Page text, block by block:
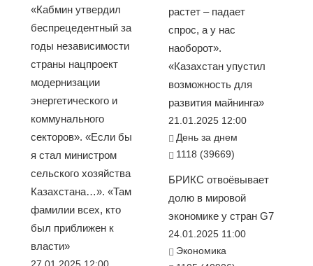
«Кабмин утвердил
беспрецедентный за
годы независимости
страны нацпроект
модернизации
энергетического и
коммунального
секторов». «Если бы
я стал министром
сельского хозяйства
Казахстана…». «Там
фамилии всех, кто
был приближен к
власти»
растет – падает
спрос, а у нас
наоборот».
«Казахстан упустил
возможность для
развития майнинга»
21.01.2025 12:00
День за днем
1118 (39669)
БРИКС отвоёвывает
долю в мировой
экономике у стран G7
24.01.2025 11:00
Экономика